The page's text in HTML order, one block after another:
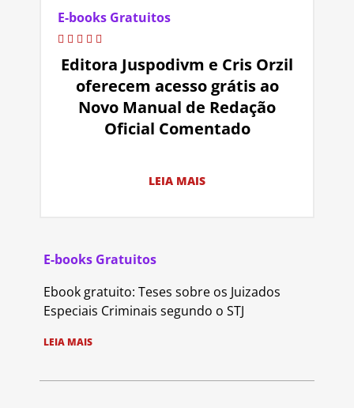
E-books Gratuitos
Editora Juspodivm e Cris Orzil
oferecem acesso grátis ao
Novo Manual de Redação
Oficial Comentado
LEIA MAIS
E-books Gratuitos
Ebook gratuito: Teses sobre os Juizados
Especiais Criminais segundo o STJ
LEIA MAIS